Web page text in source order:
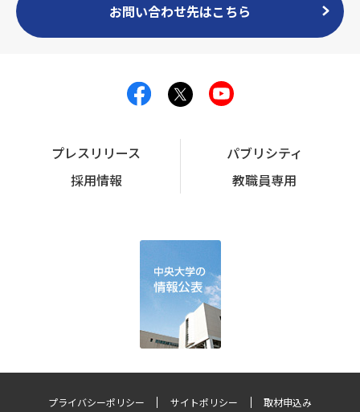
お問い合わせ先はこちら
プレスリリース
パブリシティ
採用情報
教職員専用
プライバシーポリシー サイトポリシー 取材申込み